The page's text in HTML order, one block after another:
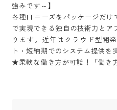
強みです～】
各種ITニーズをパッケージだけ
で実現できる独自の技術力とア
ります。近年はクラウド型開
ト・短納期でのシステム提供を
★柔軟な働き方が可能！「働き